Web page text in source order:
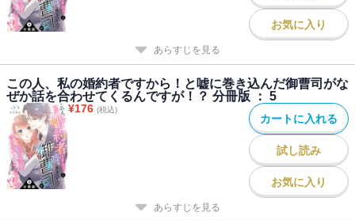
お気に入り
あらすじを見る
この人、私の婚約者ですから！と嘘に巻き込んだ御曹司がな
ぜか話を合わせてくるんですが！？ 分冊版 ： 5
¥176 (税込)
カートに入れる
試し読み
お気に入り
あらすじを見る